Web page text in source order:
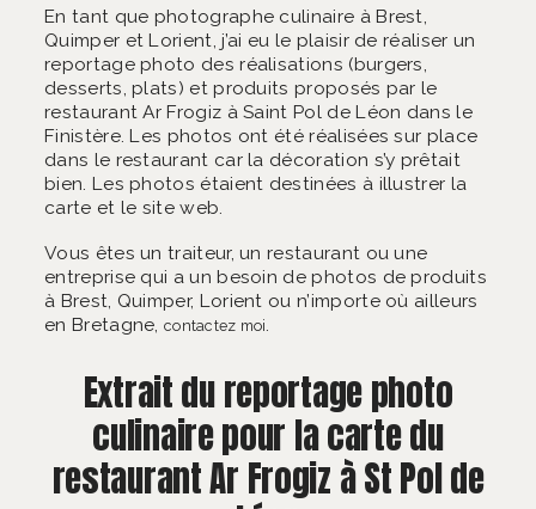
En tant que photographe culinaire à Brest,
Quimper et Lorient, j’ai eu le plaisir de réaliser un
reportage photo des réalisations (burgers,
desserts, plats) et produits proposés par le
restaurant Ar Frogiz à Saint Pol de Léon dans le
Finistère. Les photos ont été réalisées sur place
dans le restaurant car la décoration s’y prêtait
bien. Les photos étaient destinées à illustrer la
carte et le site web.
Vous êtes un traiteur, un restaurant ou une
entreprise qui a un besoin de photos de produits
à Brest, Quimper, Lorient ou n’importe où ailleurs
en Bretagne,contactez moi.
Extrait du reportage photo
culinaire pour la carte du
restaurant Ar Frogiz à St Pol de